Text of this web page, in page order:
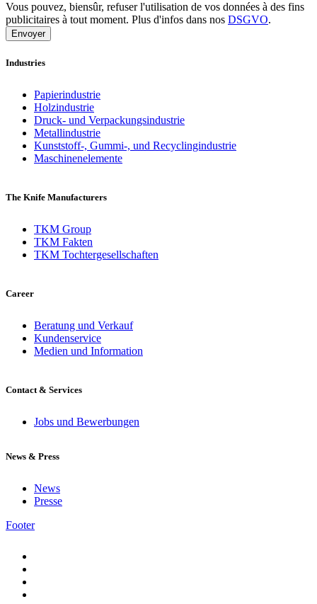
Vous pouvez, biensûr, refuser l'utilisation de vos données à des fins
publicitaires à tout moment. Plus d'infos dans nos DSGVO.
Industries
Papierindustrie
Holzindustrie
Druck- und Verpackungsindustrie
Metallindustrie
Kunststoff-, Gummi-, und Recyclingindustrie
Maschinenelemente
The Knife Manufacturers
TKM Group
TKM Fakten
TKM Tochtergesellschaften
Career
Beratung und Verkauf
Kundenservice
Medien und Information
Contact & Services
Jobs und Bewerbungen
News & Press
News
Presse
Footer